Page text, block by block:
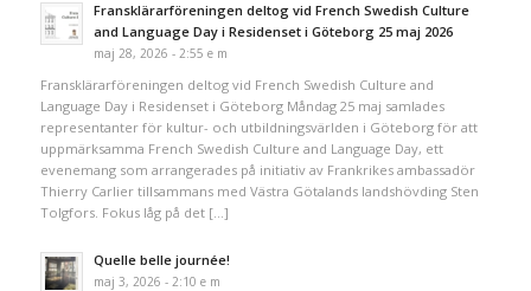
Fransklärarföreningen deltog vid French Swedish Culture
and Language Day i Residenset i Göteborg 25 maj 2026
maj 28, 2026 - 2:55 e m
Fransklärarföreningen deltog vid French Swedish Culture and
Language Day i Residenset i Göteborg Måndag 25 maj samlades
representanter för kultur- och utbildningsvärlden i Göteborg för att
uppmärksamma French Swedish Culture and Language Day, ett
evenemang som arrangerades på initiativ av Frankrikes ambassadör
Thierry Carlier tillsammans med Västra Götalands landshövding Sten
Tolgfors. Fokus låg på det […]
Quelle belle journée!
maj 3, 2026 - 2:10 e m